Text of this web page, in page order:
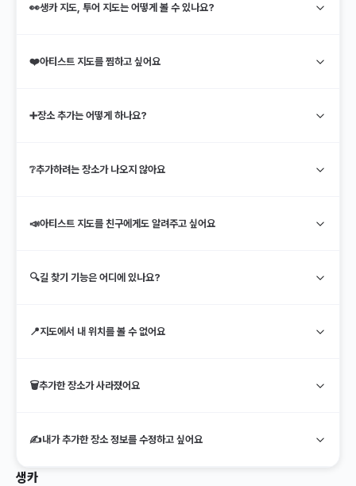
👀생카 지도, 투어 지도는 어떻게 볼 수 있나요?
❤️아티스트 지도를 찜하고 싶어요
➕장소 추가는 어떻게 하나요?
❔추가하려는 장소가 나오지 않아요
📣아티스트 지도를 친구에게도 알려주고 싶어요
🔍길 찾기 기능은 어디에 있나요?
📍지도에서 내 위치를 볼 수 없어요
🗑️추가한 장소가 사라졌어요
✍️내가 추가한 장소 정보를 수정하고 싶어요
생카